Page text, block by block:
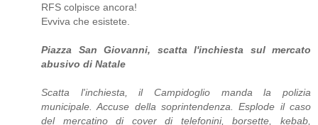
RFS colpisce ancora!
Evviva che esistete.
Piazza San Giovanni, scatta l'inchiesta sul mercato
abusivo di Natale
Scatta l'inchiesta, il Campidoglio manda la polizia
municipale. Accuse della soprintendenza. Esplode il caso
del mercatino di cover di telefonini, borsette, kebab,